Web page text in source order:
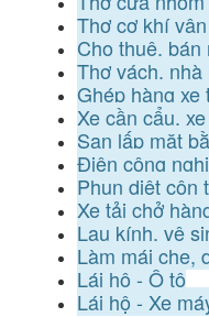
Thợ cơ khí
Cho thuê,
Thợ vách, nhà
Ghép hàng xe
Xe cần cẩu,
San lấp mặt
Điện công
Phun diệt côn
Xe tải chở
Lau kính, vệ
Làm mái che,
Lái hộ - Ô tô
Lái hộ - Xe